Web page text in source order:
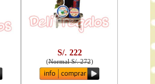
S/. 222
(Normal S/. 272)